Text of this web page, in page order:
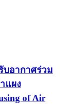
บอากาศร่วม
แผง
of Air